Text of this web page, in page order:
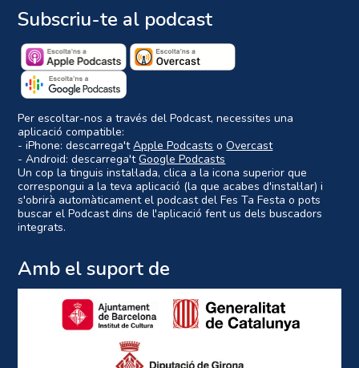
Subscriu-te al podcast
Per escoltar-nos a través del Podcast, necessites una
aplicació compatible:
- iPhone: descarrega'tApple Podcasts oOvercast
- Android: descarrega'tGoogle Podcasts
Un cop la tinguis instal·lada, clica a la icona superior que
correspongui a la teva aplicació (la que acabes d'instal·lar) i
s'obrirà automàticament el podcast del Fes Ta Festa o pots
buscar el Podcast dins de l'aplicació fent us dels buscadors
integrats.
Amb el suport de